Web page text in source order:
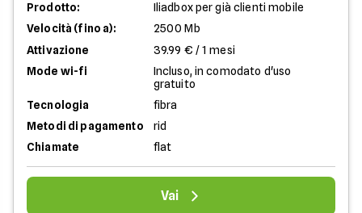
Prodotto:
Iliadbox per già clienti mobile
Velocità (fino a):
2500 Mb
Attivazione
39.99 € / 1 mesi
Mode wi-fi
Incluso, in comodato d'uso
gratuito
Tecnologia
fibra
Metodi di pagamento
rid
Chiamate
flat
Vai